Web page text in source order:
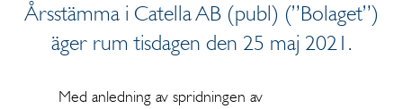
Årsstämma i Catella AB (publ) (”Bolaget”)
äger rum tisdagen den 25 maj 2021.
Med anledning av spridningen av